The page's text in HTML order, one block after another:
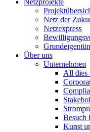
Netzprojekte
Netz der
Netzexpress
Über uns
Unternehmen
All dies
Besuch
Kunst